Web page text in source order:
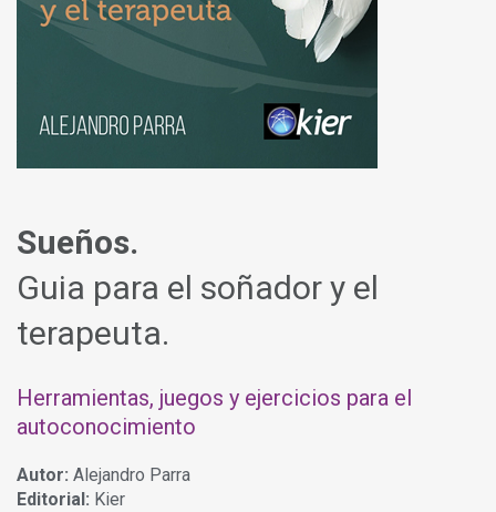
Sueños.
Guia para el soñador y el
terapeuta.
Herramientas, juegos y ejercicios para el
autoconocimiento
Autor: Alejandro Parra
Editorial: Kier